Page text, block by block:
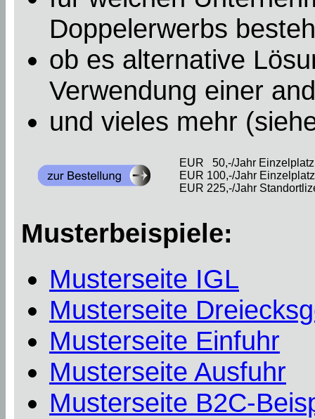
Doppelerwerbs
ob es alternative
Verwendung einer
und vieles mehr
EUR 50,-/Jahr
EUR 100,-/Jahr
EUR 225,-/Jahr
Musterbeispiele:
Musterseite IGL
Musterseite
Musterseite Einfuhr
Musterseite Ausfuhr
Musterseite B2C-